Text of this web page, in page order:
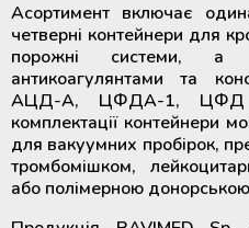
Асортимент включає
четверні контейнери для
порожні системи, а
антикоагулянтами та
АЦД-А, ЦФДА-1, ЦФД
комплектації контейнери
для вакуумних пробірок,
тромбомішком,
або полімерною